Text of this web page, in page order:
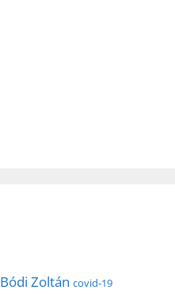
Bódi Zoltán covid-19